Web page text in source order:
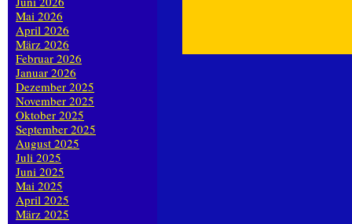
Mai 2026
April 2026
März 2026
Februar 2026
Januar 2026
Dezember 2025
November 2025
Oktober 2025
September 2025
August 2025
Juli 2025
Juni 2025
Mai 2025
April 2025
März 2025